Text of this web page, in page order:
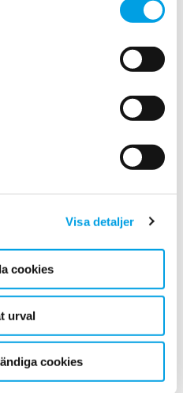
Visa detaljer
cookies
urval
cookies
och säkerställa
lagstiftning som gäller för
till ekonomiska och
in varor, produkter, tjänster
Polygon Sverige AB,
2024-2027 Polygon